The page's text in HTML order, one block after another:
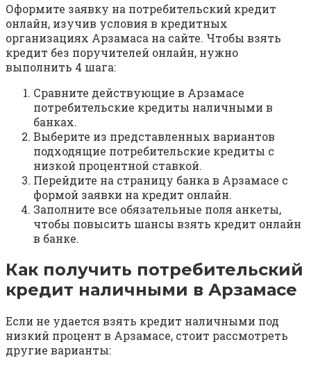
Оформите заявку на потребительский кредит
онлайн, изучив условия в кредитных
организациях Арзамаса на сайте. Чтобы взять
кредит без поручителей онлайн, нужно
выполнить 4 шага:
Сравните действующие в Арзамасе
потребительские кредиты наличными в
банках.
Выберите из представленных вариантов
подходящие потребительские кредиты с
низкой процентной ставкой.
Перейдите на страницу банка в Арзамасе с
формой заявки на кредит онлайн.
Заполните все обязательные поля анкеты,
чтобы повысить шансы взять кредит онлайн
в банке.
Как получить потребительский
кредит наличными в Арзамасе
Если не удается взять кредит наличными под
низкий процент в Арзамасе, стоит рассмотреть
другие варианты: